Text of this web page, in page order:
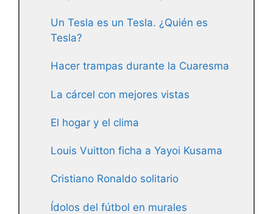
Un Tesla es un Tesla. ¿Quién es
Tesla?
Hacer trampas durante la Cuaresma
La cárcel con mejores vistas
El hogar y el clima
Louis Vuitton ficha a Yayoi Kusama
Cristiano Ronaldo solitario
Ídolos del fútbol en murales